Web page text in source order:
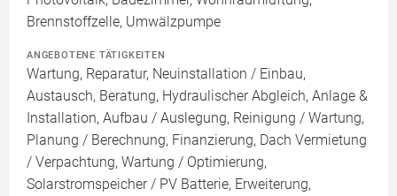
Brennstoffzelle, Umwälzpumpe
ANGEBOTENE TÄTIGKEITEN
Wartung, Reparatur, Neuinstallation / Einbau,
Austausch, Beratung, Hydraulischer Abgleich, Anlage &
Installation, Aufbau / Auslegung, Reinigung / Wartung,
Planung / Berechnung, Finanzierung, Dach Vermietung
/ Verpachtung, Wartung / Optimierung,
Solarstromspeicher / PV Batterie, Erweiterung,